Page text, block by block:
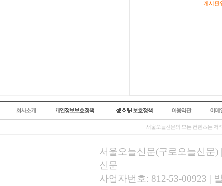
게시판
서울오늘신문의 모든 컨텐츠는 저
서울오늘신문(구로오늘신문)
신문
사업자번호: 812-53-00923 |